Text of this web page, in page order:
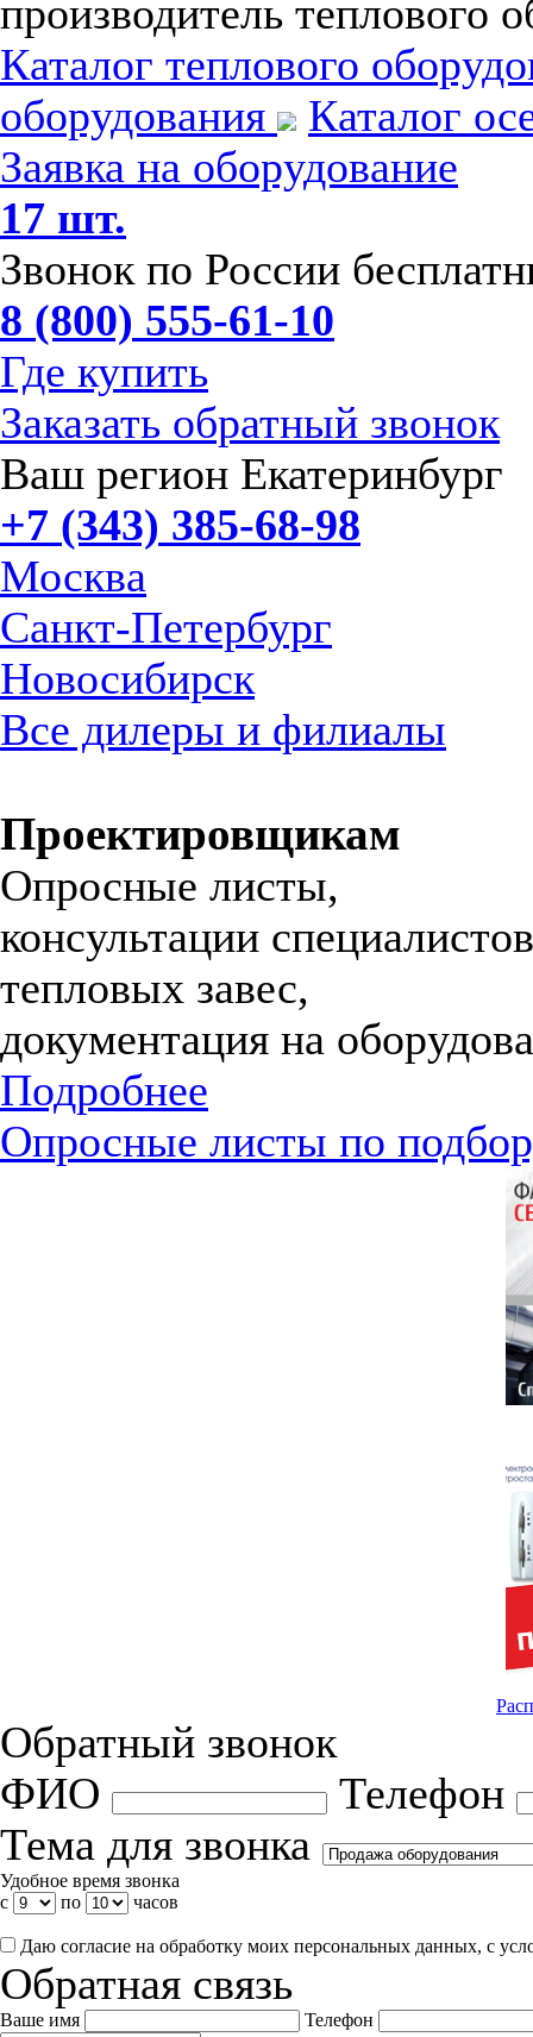
производитель теплового
Каталог теплового
оборудования
Каталог
Заявка на оборудование
17 шт.
Звонок по России
8 (800) 555-61-10
Где купить
Заказать обратный звонок
Ваш регион Екатеринбург
+7 (343) 385-68-98
Москва
Санкт-Петербург
Новосибирск
Все дилеры и филиалы
Проектировщикам
Опросные листы,
консультации
тепловых завес,
документация на
Подробнее
Опросные листы по
Обратный звонок
ФИО
Телефон
Тема для звонка
Удобное время звонка
с
по часов
Даю согласие на обработку моих персональных данных, с
Обратная связь
Ваше имя Телефон